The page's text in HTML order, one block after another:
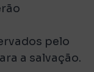
pelo
a salvação.